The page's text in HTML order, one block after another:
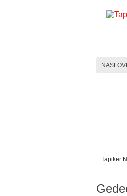
Tapiker